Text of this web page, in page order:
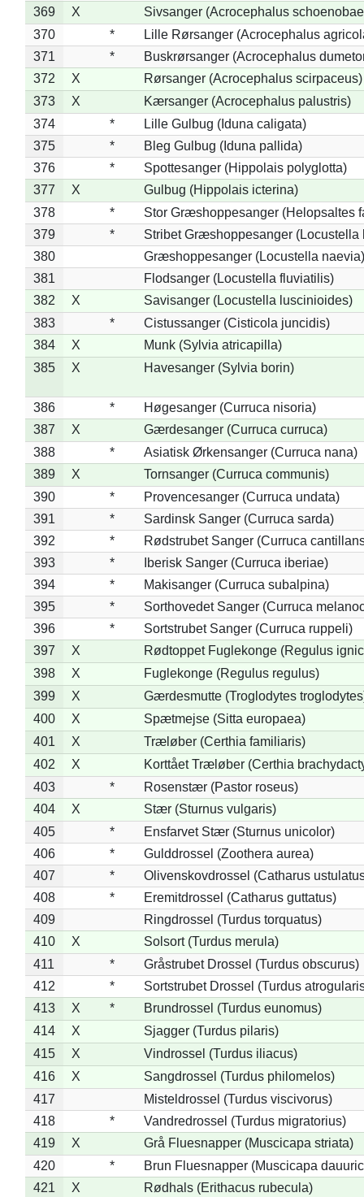
369
X
Sivsanger (Acrocephalus
370
*
Lille Rørsanger (Acrocephalus
371
*
Buskrørsanger (Acrocephalus
372
X
Rørsanger (Acrocephalus scirpaceus)
373
X
Kærsanger (Acrocephalus palustris)
374
*
Lille Gulbug (Iduna caligata)
375
*
Bleg Gulbug (Iduna pallida)
376
*
Spottesanger (Hippolais polyglotta)
377
X
Gulbug (Hippolais icterina)
378
*
Stor Græshoppesanger (Helopsaltes
379
*
Stribet Græshoppesanger (Locustella
380
Græshoppesanger (Locustella naevia)
381
Flodsanger (Locustella fluviatilis)
382
X
Savisanger (Locustella luscinioides)
383
*
Cistussanger (Cisticola juncidis)
384
X
Munk (Sylvia atricapilla)
385
X Havesanger (Sylvia borin)
386 *
Høgesanger (Curruca nisoria)
387
X
Gærdesanger (Curruca curruca)
388
*
Asiatisk Ørkensanger (Curruca nana)
389
X
Tornsanger (Curruca communis)
390
*
Provencesanger (Curruca undata)
391
*
Sardinsk Sanger (Curruca sarda)
392
*
Rødstrubet Sanger (Curruca
393
*
Iberisk Sanger (Curruca iberiae)
394
*
Makisanger (Curruca subalpina)
395
*
Sorthovedet Sanger (Curruca
396
*
Sortstrubet Sanger (Curruca ruppeli)
397
X
Rødtoppet Fuglekonge (Regulus
398
X
Fuglekonge (Regulus regulus)
399
X
Gærdesmutte (Troglodytes
400
X
Spætmejse (Sitta europaea)
401
X
Træløber (Certhia familiaris)
402
X
Korttået Træløber (Certhia
403
*
Rosenstær (Pastor roseus)
404
X
Stær (Sturnus vulgaris)
405
*
Ensfarvet Stær (Sturnus unicolor)
406
*
Gulddrossel (Zoothera aurea)
407
*
Olivenskovdrossel (Catharus
408
*
Eremitdrossel (Catharus guttatus)
409
Ringdrossel (Turdus torquatus)
410
X
Solsort (Turdus merula)
411
*
Gråstrubet Drossel (Turdus obscurus)
412
*
Sortstrubet Drossel (Turdus
413
X *
Brundrossel (Turdus eunomus)
414
X
Sjagger (Turdus pilaris)
415
X
Vindrossel (Turdus iliacus)
416
X
Sangdrossel (Turdus philomelos)
417
Misteldrossel (Turdus viscivorus)
418
*
Vandredrossel (Turdus migratorius)
419
X
Grå Fluesnapper (Muscicapa striata)
420
*
Brun Fluesnapper (Muscicapa
421
X
Rødhals (Erithacus rubecula)